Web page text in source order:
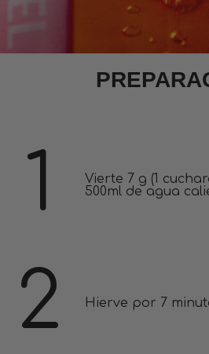
1
Vierte 7 g (1
500ml de agua
2 Hierve por 7